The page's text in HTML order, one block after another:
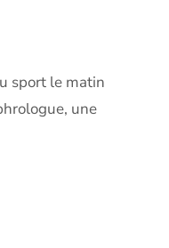
sport le matin
une